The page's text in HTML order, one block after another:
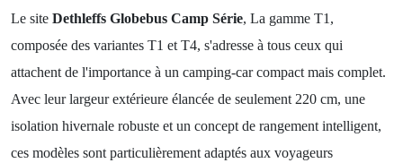
Le site Dethleffs Globebus Camp Série, La gamme T1,
composée des variantes T1 et T4, s'adresse à tous ceux qui
attachent de l'importance à un camping-car compact mais complet.
Avec leur largeur extérieure élancée de seulement 220 cm, une
isolation hivernale robuste et un concept de rangement intelligent,
ces modèles sont particulièrement adaptés aux voyageurs